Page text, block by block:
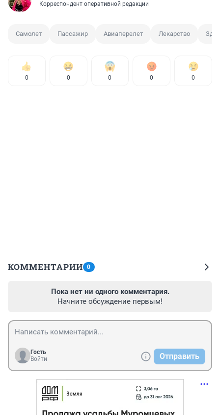
Корреспондент оперативной редакции
Самолет Пассажир Авиаперелет Лекарство
0 0 0 0 0
КОММЕНТАРИИ 0
Пока нет ни одного комментария.
Начните обсуждение первым!
Гость
Войти
Отправить